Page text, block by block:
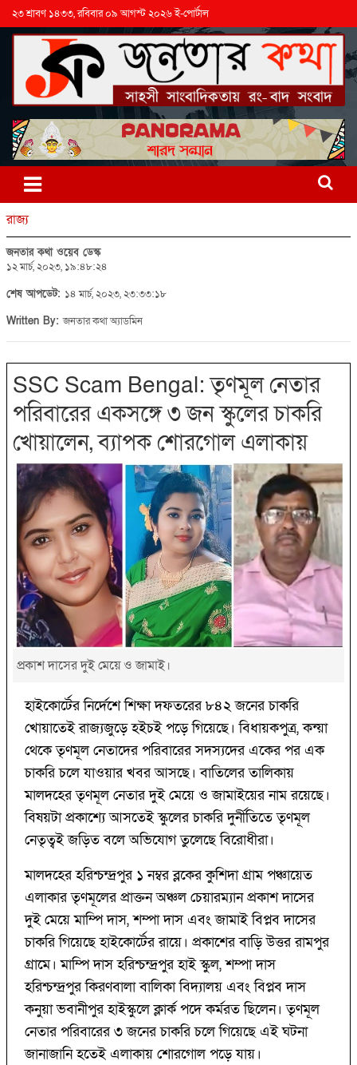
২৩ শ্রাবণ ১৪৩৩, রবিবার ০৯ আগস্ট ২০২৬ ই-পোর্টাল
রাজ্য
জনতার কথা ওয়েব ডেস্ক
১২ মার্চ, ২০২৩, ১৯:৪৮:২৪
শেষ আপডেট: ১৪ মার্চ, ২০২৩, ২৩:৩৩:১৮
Written By:জনতার কথা অ্যাডমিন
SSC Scam Bengal: তৃণমূল নেতার
পরিবারের একসঙ্গে ৩ জন স্কুলের চাকরি
খোয়ালেন, ব্যাপক শোরগোল এলাকায়
প্রকাশ দাসের দুই মেয়ে ও জামাই।
হাইকোর্টের নির্দেশে শিক্ষা দফতরের ৮৪২ জনের চাকরি
খোয়াতেই রাজ্যজুড়ে হইচই পড়ে গিয়েছে। বিধায়কপুত্র, কন্য়া
থেকে তৃণমূল নেতাদের পরিবারের সদস্যদের একের পর এক
চাকরি চলে যাওয়ার খবর আসছে। বাতিলের তালিকায়
মালদহের তৃণমূল নেতার দুই মেয়ে ও জামাইয়ের নাম রয়েছে।
বিষয়টা প্রকাশ্যে আসতেই স্কুলের চাকরি দুর্নীতিতে তৃণমূল
নেতৃত্বই জড়িত বলে অভিযোগ তুলেছে বিরোধীরা।
মালদহের হরিশ্চন্দ্রপুর ১ নম্বর ব্লকের কুশিদা গ্রাম পঞ্চায়েত
এলাকার তৃণমূলের প্রাক্তন অঞ্চল চেয়ারম্যান প্রকাশ দাসের
দুই মেয়ে মাম্পি দাস, শম্পা দাস এবং জামাই বিপ্লব দাসের
চাকরি গিয়েছে হাইকোর্টের রায়ে। প্রকাশের বাড়ি উত্তর রামপুর
গ্রামে। মাম্পি দাস হরিশ্চন্দ্রপুর হাই স্কুল, শম্পা দাস
হরিশ্চন্দ্রপুর কিরণবালা বালিকা বিদ্যালয় এবং বিপ্লব দাস
কনুয়া ভবানীপুর হাইস্কুলে ক্লার্ক পদে কর্মরত ছিলেন। তৃণমূল
নেতার পরিবারের ৩ জনের চাকরি চলে গিয়েছে এই ঘটনা
জানাজানি হতেই এলাকায় শোরগোল পড়ে যায়।